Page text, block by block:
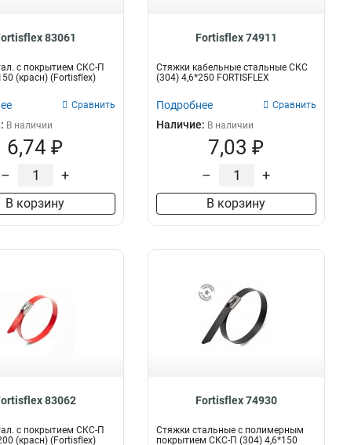
83061
с покрытием СКС-П
(красн) (Fortisflex)
Сравнить
В наличии
6,74 ₽
– +
В корзину
Fortisflex 74911
Стяжки кабельные стальные СКС
(304) 4,6*250 FORTISFLEX
Подробнее Сравнить
Наличие: В наличии
7,03 ₽
– +
В корзину
83062
с покрытием СКС-П
(красн) (Fortisflex)
Fortisflex 74930
Стяжки стальные с полимерным
покрытием СКС-П (304) 4,6*150